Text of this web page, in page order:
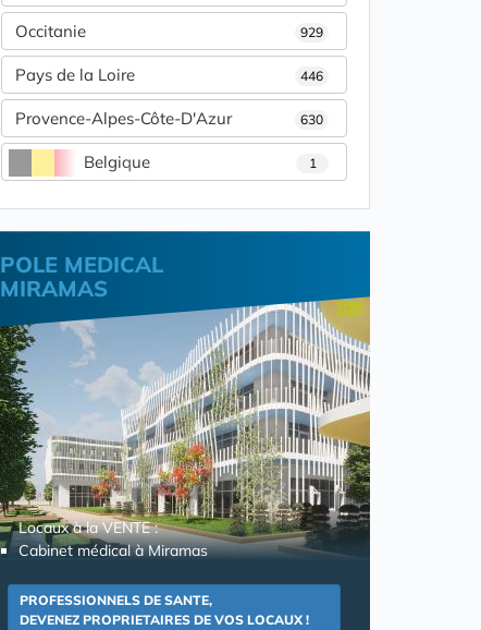
Occitanie 929
Pays de la Loire 446
Provence-Alpes-Côte-D'Azur 630
Belgique 1
POLE MEDICAL
MIRAMAS
Locaux à la VENTE :
Cabinet médical à Miramas
PROFESSIONNELS DE SANTE,
DEVENEZ PROPRIETAIRES DE VOS LOCAUX !